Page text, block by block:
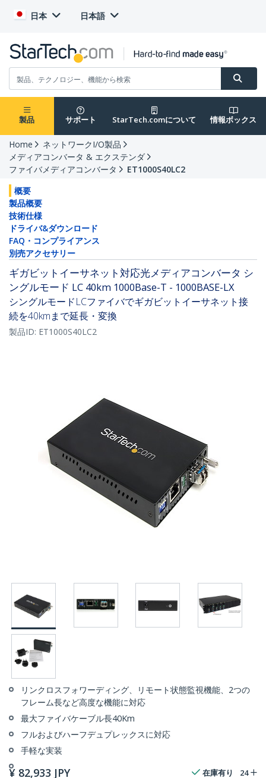
日本 日本語
製品 サポート StarTech.comについて 情報ボックス
Home
ネットワークI/O製品
メディアコンバータ & エクステンダ
ファイバメディアコンバータ
ET1000S40LC2
概要
製品概要
技術仕様
ドライバ&ダウンロード
FAQ・コンプライアンス
別売アクセサリー
ギガビットイーサネット対応光メディアコンバータ シ
ングルモード LC 40km 1000Base-T - 1000BASE-LX
シングルモードLCファイバでギガビットイーサネット接
続を40kmまで延長・変換
製品ID: ET1000S40LC2
リンクロスフォワーディング、リモート状態監視機能、2つの
フレーム長など高度な機能に対応
最大ファイバケーブル長40Km
フルおよびハーフデュプレックスに対応
手軽な実装
¥ 82,933 JPY 在庫有り 24